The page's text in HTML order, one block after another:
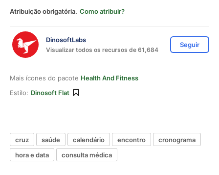
Atribuição obrigatória. Como atribuir?
DinosoftLabs
Visualizar todos os recursos de 61,684
Seguir
Mais ícones do pacote Health And Fitness
Estilo: Dinosoft Flat
cruz saúde calendário encontro
cronograma
hora e data
consulta médica